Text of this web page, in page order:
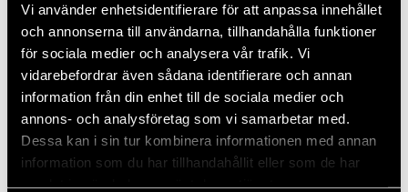
Vi använder enhetsidentifierare för att anpassa innehållet
och annonserna till användarna, tillhandahålla funktioner
för sociala medier och analysera vår trafik. Vi
vidarebefordrar även sådana identifierare och annan
information från din enhet till de sociala medier och
annons- och analysföretag som vi samarbetar med.
Dessa kan i sin tur kombinera informationen med annan
information som du har tillhandahållit eller som de har
Därför ska du välja Mechanum
när du behöver reparera din
Ford.
Att välja rätt verkstad för din Ford reparation är avgörande för både